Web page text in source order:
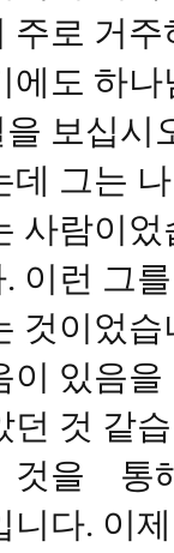
주로 거
에도 하
을 보십시
데 그는
사람이
이런 그
것이었
이 있음
던 것 같
을 통해
니다. 이